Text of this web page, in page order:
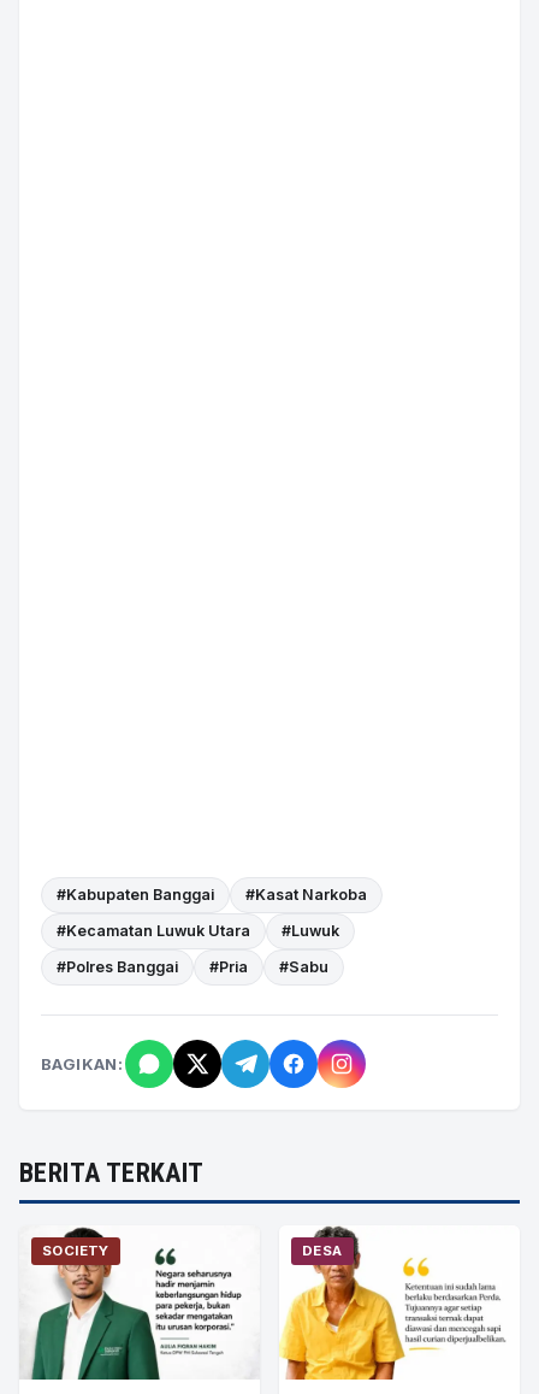
#Kabupaten Banggai
#Kasat Narkoba
#Kecamatan Luwuk Utara
#Luwuk
#Polres Banggai
#Pria #Sabu
BAGIKAN:
BERITA TERKAIT
SOCIETY DESA